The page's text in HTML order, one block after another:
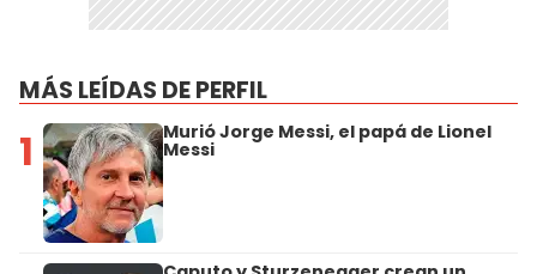
MÁS LEÍDAS DE PERFIL
1 Murió Jorge Messi, el papá de Lionel
Messi